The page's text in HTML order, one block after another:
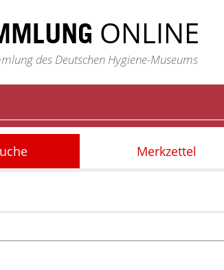
ONLINE
des Deutschen Hygiene-Museums
Merkzettel